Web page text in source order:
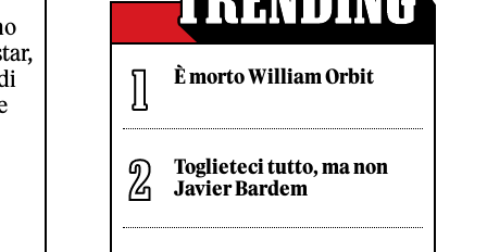
È morto William Orbit
Toglieteci tutto, ma non
Javier Bardem